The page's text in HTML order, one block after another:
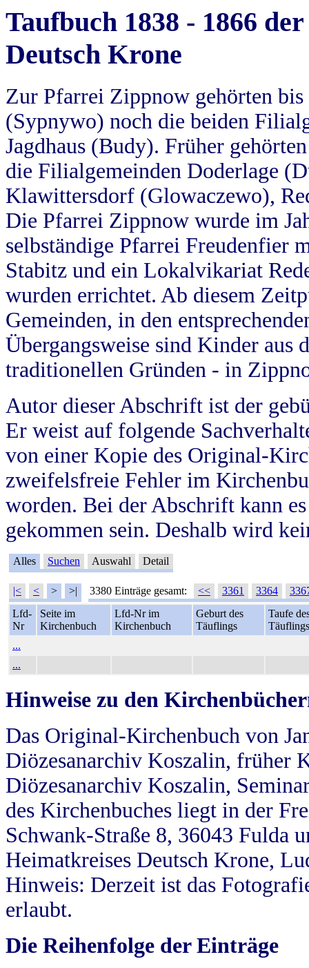
Taufbuch 1838 - 1866
Deutsch Krone
Zur Pfarrei Zippnow gehörten
(Sypnywo) noch die beiden
Jagdhaus (Budy). Früher
die Filialgemeinden Doderlage
Klawittersdorf (Glowaczewo),
Die Pfarrei Zippnow wurde im
selbständige Pfarrei Freudenfier
Stabitz und ein Lokalvikariat
wurden errichtet. Ab diesem
Gemeinden, in den
Übergangsweise sind Kinder aus
traditionellen Gründen - in
Autor dieser Abschrift ist der
Er weist auf folgende
von einer Kopie des Original-
zweifelsfreie Fehler im
worden. Bei der Abschrift kann
gekommen sein. Deshalb wird
Alles Suchen Auswahl Detail
|< < > >| 3380 Einträge gesamt: << 3361 3364
Lfd-
Nr
Seite im
Kirchenbuch
Lfd-Nr im
Kirchenbuch
Geburt des
Täuflings
Taufe
Täuflings
...
...
Hinweise zu den
Das Original-Kirchenbuch von
Diözesanarchiv Koszalin, früher
Diözesanarchiv Koszalin,
des Kirchenbuches liegt in der
Schwank-Straße 8, 36043 Fulda
Heimatkreises Deutsch Krone,
Hinweis: Derzeit ist das
erlaubt.
Die Reihenfolge der Einträge